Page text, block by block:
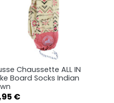
Aperçu rapide
Chaussette ALL IN
Board Socks Indian
€